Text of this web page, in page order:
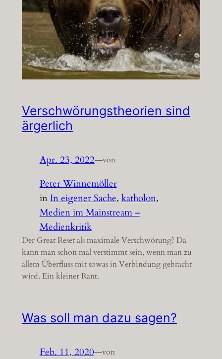
Verschwörungstheorien sind
ärgerlich
Apr. 23, 2022—von
Peter Winnemöller
in In eigener Sache, katholon
Medien im Mainstream –
Medienkritik
Der Great Reset als maximale Verschwörung? Da
kann man schon mal verstimmt sein, wenn man zu
allem Überfluss mit sowas in Verbindung gebracht
wird. Ein kleiner Rant.
Was soll man dazu sagen?
Feb. 11, 2020—von